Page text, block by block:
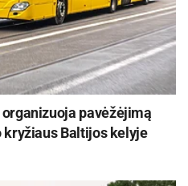
dienomis Panevėžys švęs 523-
pavėžėjimą
Baltijos kelyje